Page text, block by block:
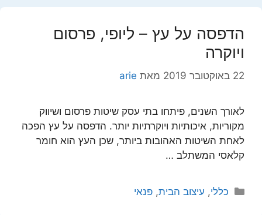
הדפסה על עץ – ליופי, פרסום
ויוקרה
22 באוקטובר 2019 מאת arie
לאורך השנים, פיתחו בתי עסק שיטות פרסום ושיווק
מקוריות, איכותיות ויוקרתיות יותר. הדפסה על עץ הפכה
לאחת השיטות האהובות ביותר, שכן העץ הוא חומר
קלאסי המשתלב …
קטגוריות
כללי, עיצוב הבית,פנאי